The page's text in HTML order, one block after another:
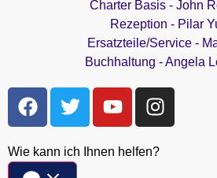
Charter Basis - John
Rezeption - Pilar
Ersatzteile/Service -
Buchhaltung - Angela
Wie kann ich Ihnen helfen?